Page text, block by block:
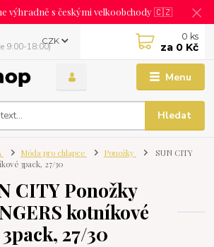
výhradně s českými velkoobchody 🇨🇿
Menu
CZK
Hledat
9:00-18:00)
0 ks
za 0 Kč
Móda pro chlapce Ponožky
SUN CITY
3pack, 27/30
CITY Ponožky
kotníkové
3pack, 27/30